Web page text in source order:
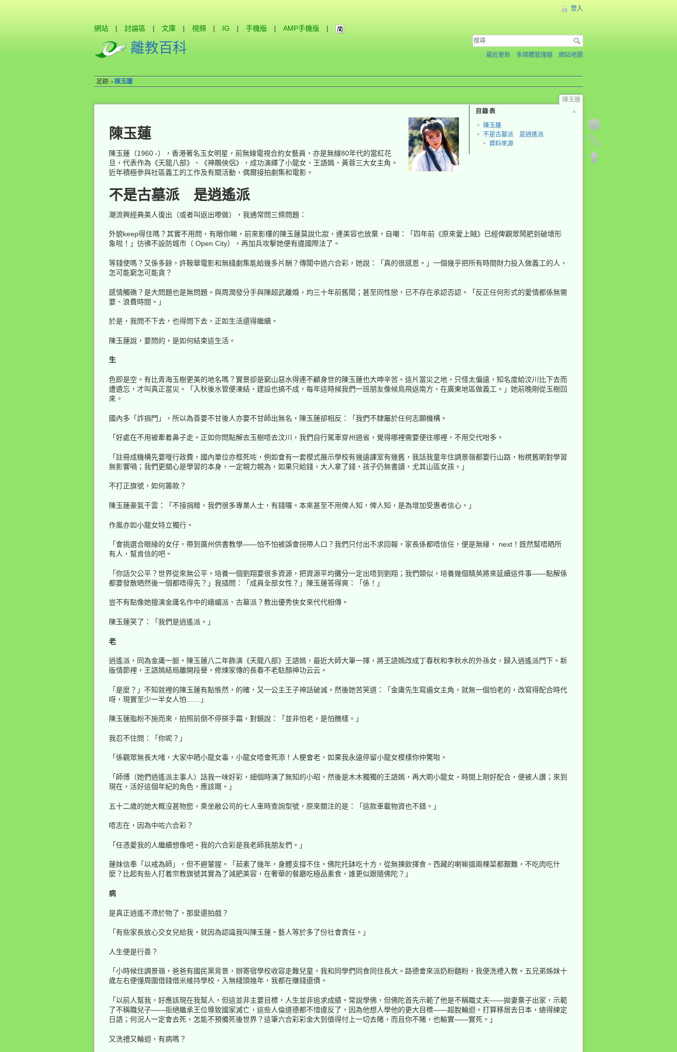
網站 | 討論區 | 文庫 | 視頻 | IG | 手機版 | AMP手機版 |
離教百科
登入
最近更新 多媒體管理器 網站地圖
足跡: • 陳玉蓮
陳玉蓮
目錄表
陳玉蓮
不是古墓派 是逍遙派
資料來源
陳玉蓮
陳玉蓮（1960 -），香港著名玉女明星，前無線電視合約女藝員，亦是無線80年代的當紅花
旦，代表作為《天龍八部》、《神鵰俠侶》，成功演繹了小龍女、王語嫣、黃蓉三大女主角。
近年積極參與社區義工的工作及有關活動，偶爾接拍劇集和電影。
不是古墓派 是逍遙派
潮流興經典美人復出（或者叫返出嚟做），我通常問三條問題：
外貌keep得住嗎？其實不用問，有眼你睇，前來影樓的陳玉蓮莫說化妝，連美容也放棄，自嘲：「四年前《原來愛上賊》已經俾觀眾鬧肥到破壞形
象啦！」彷彿不設防城市（ Open City），再加兵攻擊她便有違國際法了。
等錢使嗎？又係多餘，許鞍華電影和無綫劇集能給幾多片酬？傳聞中過六合彩，她說：「真的很感恩。」一個幾乎把所有時間財力投入做義工的人，
怎可能窮怎可能貪？
感情觸礁？是大問題也是無問題。與周潤發分手與陳超武離婚，均三十年前舊聞；甚至同性戀，已不存在承認否認。「反正任何形式的愛情都係無需
要、浪費時間。」
於是，我問不下去，也得問下去，正如生活還得繼續。
陳玉蓮說，要問的，是如何結束這生活。
生
色即是空。有比青海玉樹更美的地名嗎？實景卻是窮山惡水得連不顧身世的陳玉蓮也大呻辛苦。這片當災之地，只怪太偏遠，知名度給汶川比下去而
遭遺忘，才叫真正當災。「入秋後水管便凍結，建設也搞不成，每年這時候我們一班朋友像候鳥飛返南方，在廣東地區做義工。」她前晚剛從玉樹回
來。
國內多「詐捐門」，所以為善要不甘後人亦要不甘師出無名，陳玉蓮卻相反：「我們不隸屬於任何志願機構。
「好處在不用被牽着鼻子走。正如你問點解去玉樹唔去汶川，我們自行駕車穿州過省，覺得哪裡需要便往哪裡，不用交代咁多。
「註冊成機構先要嘥行政費，國內單位亦框死咗，例如會有一套模式展示學校有幾遠課室有幾舊，我話我童年住調景嶺都要行山路，枱櫈舊啲對學習
無影響喎；我們更關心是學習的本身，一定親力親為，如果只給錢，大人拿了錢，孩子仍無書讀，尤其山區女孩。」
不打正旗號，如何籌款？
陳玉蓮豪氣干雲：「不接捐贈，我們很多專業人士，有錢囉。本來甚至不用俾人知，俾人知，是為增加受惠者信心。」
作風亦如小龍女特立獨行。
「會挑選合眼緣的女仔，帶到廣州供書教學——怕不怕被誤會拐帶人口？我們只付出不求回報，家長係都唔信任，便是無緣， next！既然幫唔晒所
有人，幫肯信的吧。
「你話欠公平？世界從來無公平。培養一個劉翔要很多資源，把資源平均攤分一定出唔到劉翔；我們類似，培養幾個精英將來延續這件事——點解係
都要發散晒然後一個都唔得先？」我插問：「成員全部女性？」陳玉蓮答得爽：「係！」
豈不有點像她擅演金庸名作中的峨嵋派、古墓派？教出優秀俠女來代代相傳。
陳玉蓮笑了：「我們是逍遙派。」
老
逍遙派，同為金庸一脈。陳玉蓮八二年飾演《天龍八部》王語嫣，最近大師大筆一揮，將王語嫣改成丁春秋和李秋水的外孫女，歸入逍遙派門下。新
版情節裡，王語嫣結局離開段譽，修煉家傳的長春不老駐顏神功云云。
「是麼？」不知就裡的陳玉蓮有點悵然，的確，又一公主王子神話破滅。然後她苦笑道：「金庸先生寫遍女主角，就無一個怕老的，改寫得配合時代
呀，現實至少一半女人怕……」
陳玉蓮脂粉不施而來，拍照前倒不停搽手霜，對鏡說：「並非怕老，是怕醜樣。」
我忍不住問：「你呢？」
「係觀眾無長大啫，大家中晒小龍女毒，小龍女唔會死添！人梗會老，如果我永遠停留小龍女模樣你仲驚啦。
「師傅（她們逍遙派主事人）話我一味好彩，細個時演了無知的小昭，然後是木木獨獨的王語嫣，再大啲小龍女，時間上剛好配合，便被人讚；來到
現在，活好這個年紀的角色，應該嘅。」
五十二歲的她大概沒甚物慾，乘坐敝公司的七人車時查詢型號，原來關注的是：「這款車載物資也不錯。」
唔志在，因為中咗六合彩？
「任憑愛我的人繼續想像吧。我的六合彩是我老師我朋友們。」
蓮妹信奉「以戒為師」，但不避葷腥。「茹素了幾年，身體支撐不住。佛陀托缽吃十方，從無揀飲擇食。西藏的喇嘛搵兩棵菜都艱難，不吃肉吃什
麼？比起有些人打着宗教旗號其實為了減肥美容，在奢華的餐廳吃極品素食，誰更似跟隨佛陀？」
病
是真正逍遙不滯於物了，那麼還拍戲？
「有些家長放心交女兒給我，就因為認識我叫陳玉蓮。藝人等於多了份社會責任。」
人生便是行善？
「小時候住調景嶺，爸爸有國民黨背景，辦寄宿學校收容走難兒童，我和同學們同食同住長大。路德會來派奶粉麵粉，我便洗禮入教。五兄弟姊妹十
歲左右便懂周圍借錢借米維持學校，入無綫頭幾年，我都在賺錢還債。
「以前人幫我，好應該現在我幫人，但這並非主要目標，人生並非追求成績。常說學佛，但佛陀首先示範了他是不稱職丈夫——拋妻棄子出家，示範
了不稱職兒子——拒絕繼承王位導致國家滅亡，這些人倫道德都不惜違反了，因為他想人學他的更大目標——超脫輪迴。打算移居去日本，總得練定
日語；何況人一定會去死，怎能不預備死後世界？這筆六合彩彩金大到值得付上一切去賭，而且你不賭，也輸實——實死。」
又洗禮又輪迴，有病嗎？